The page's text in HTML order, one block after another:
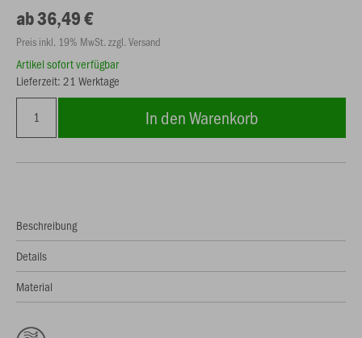
ab 36,49 €
Preis inkl. 19% MwSt. zzgl. Versand
Artikel sofort verfügbar
Lieferzeit: 21 Werktage
In den Warenkorb
Beschreibung
Details
Material